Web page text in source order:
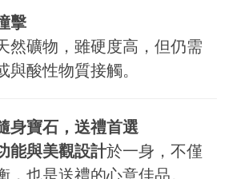
擊
然礦物，雖硬度高，但仍需
與酸性物質接觸。
身寶石，送禮首選
能與美觀設計於一身，不僅
，也是送禮的心意佳品。